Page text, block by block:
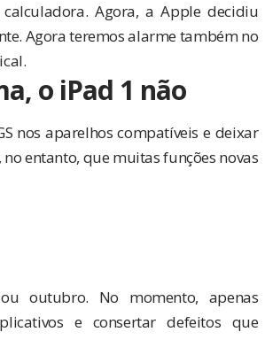
Agora, a Apple decidiu
Agora teremos alarme também no
o iPad 1 não
nos aparelhos compatíveis e deixar
entanto, que muitas funções novas
outubro. No momento, apenas
e consertar defeitos que